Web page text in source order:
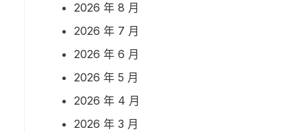
2026 年 8 月
2026 年 7 月
2026 年 6 月
2026 年 5 月
2026 年 4 月
2026 年 3 月